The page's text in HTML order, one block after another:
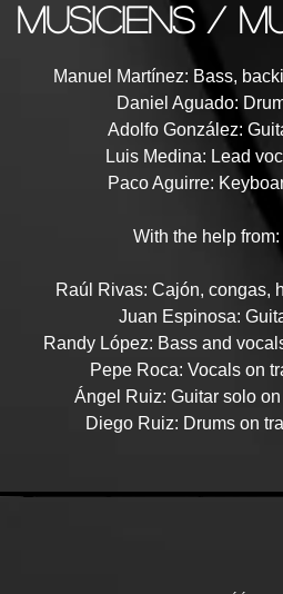
musiciens /
Manuel Martínez: Bass,
Daniel Aguado:
Adolfo González:
Luis Medina: Lead
Paco Aguirre:
With the help from:
Raúl Rivas: Cajón, congas,
Juan Espinosa:
Randy López: Bass and
Pepe Roca: Vocals on
Ángel Ruiz: Guitar solo
Diego Ruiz: Drums on